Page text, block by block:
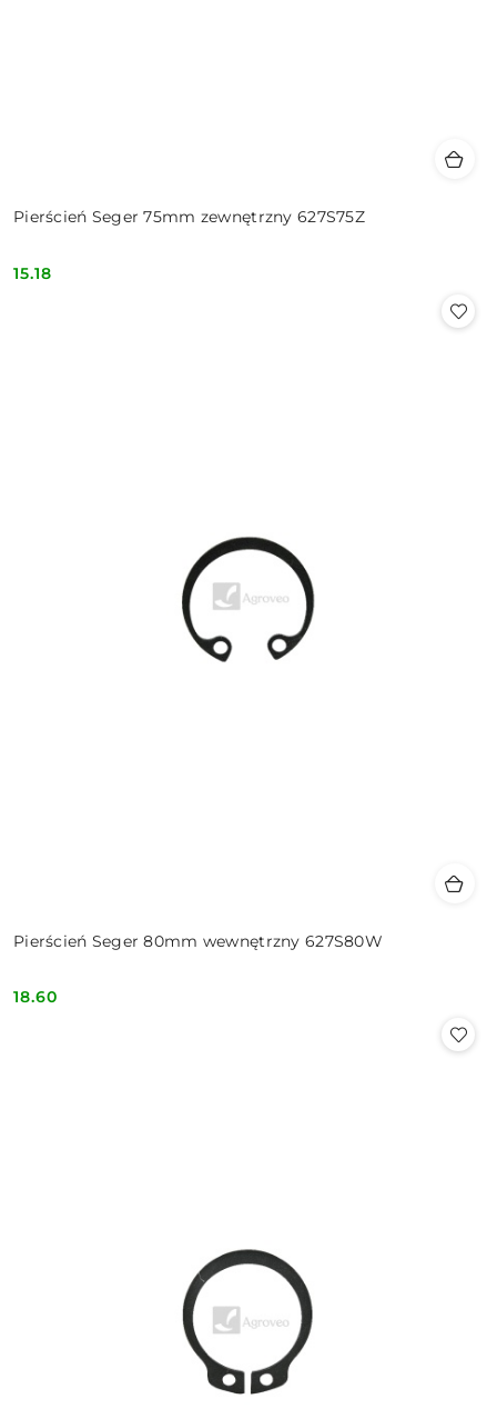
Pierścień Seger 75mm zewnętrzny 627S75Z
Cena:
15.18
Pierścień Seger 80mm wewnętrzny 627S80W
Cena:
18.60